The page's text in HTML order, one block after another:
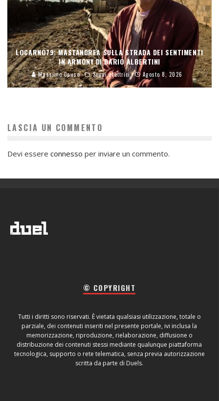
LOCARNO79: MASTANDREA SULLA STRADA DEI SENTIMENTI
IN ARMONY DI DARIO ALBERTINI
Massimo Causo Sogni elettrici Agosto 8, 2026
LASCIA UN COMMENTO
Devi essere connesso per inviare un commento.
© COPYRIGHT
Tutti i diritti sono riservati. È vietata qualsiasi utilizzazione, totale o
parziale, dei contenuti inseriti nel presente portale, ivi inclusa la
memorizzazione, riproduzione, rielaborazione, diffusione o
distribuzione dei contenuti stessi mediante qualunque piattaforma
tecnologica, supporto o rete telematica, senza previa autorizzazione
scritta da parte di Duels.